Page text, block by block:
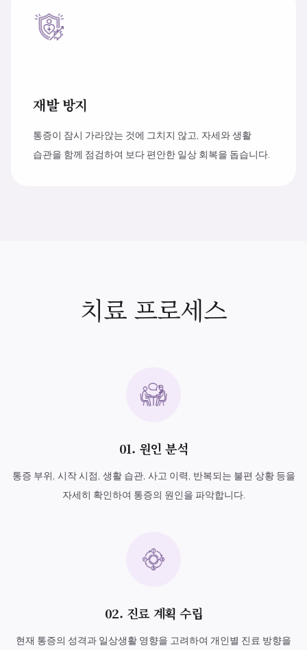
재발 방지
통증이 잠시 가라앉는 것에 그치지 않고, 자세와 생활
습관을 함께 점검하여 보다 편안한 일상 회복을 돕습니다.
치료 프로세스
01. 원인 분석
통증 부위, 시작 시점, 생활 습관, 사고 이력, 반복되는 불편 상황 등을
자세히 확인하여 통증의 원인을 파악합니다.
02. 진료 계획 수립
현재 통증의 성격과 일상생활 영향을 고려하여 개인별 진료 방향을